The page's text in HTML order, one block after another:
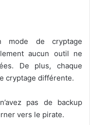
mode de cryptage
aucun outil ne
De plus, chaque
cryptage différente.
pas de backup
vers le pirate.